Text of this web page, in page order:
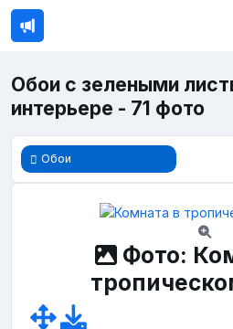
Обои с зелеными
интерьере - 71 фото
Обои
Фото: